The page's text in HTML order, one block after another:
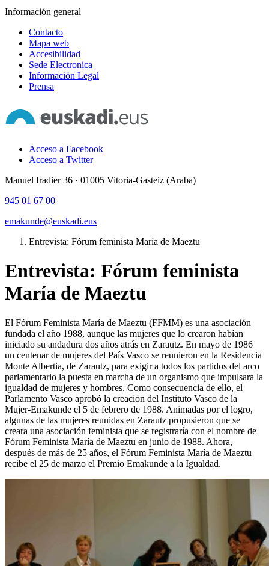
Información general
Contacto
Mapa web
Accesibilidad
Sede Electronica
Información Legal
Prensa
Acceso a Facebook
Acceso a Twitter
Manuel Iradier 36 · 01005 Vitoria-Gasteiz (Araba)
945 01 67 00
emakunde@euskadi.eus
Entrevista: Fórum feminista María de Maeztu
Entrevista: Fórum feminista
María de Maeztu
El Fórum Feminista María de Maeztu (FFMM) es una asociación
fundada el año 1988, aunque las mujeres que lo crearon habían
iniciado su andadura dos años atrás en Zarautz. En mayo de 1986
un centenar de mujeres del País Vasco se reunieron en la Residencia
Monte Albertia, de Zarautz, para exigir a todos los partidos del arco
parlamentario la puesta en marcha de un organismo que impulsara la
igualdad de mujeres y hombres. Como consecuencia de ello, el
Parlamento Vasco aprobó la creación del Instituto Vasco de la
Mujer-Emakunde el 5 de febrero de 1988. Animadas por el logro,
algunas de las mujeres reunidas en Zarautz propusieron que se
creara una asociación feminista que se registraría con el nombre de
Fórum Feminista María de Maeztu en junio de 1988. Ahora,
después de más de 25 años, el Fórum Feminista María de Maeztu
recibe el 25 de marzo el Premio Emakunde a la Igualdad.